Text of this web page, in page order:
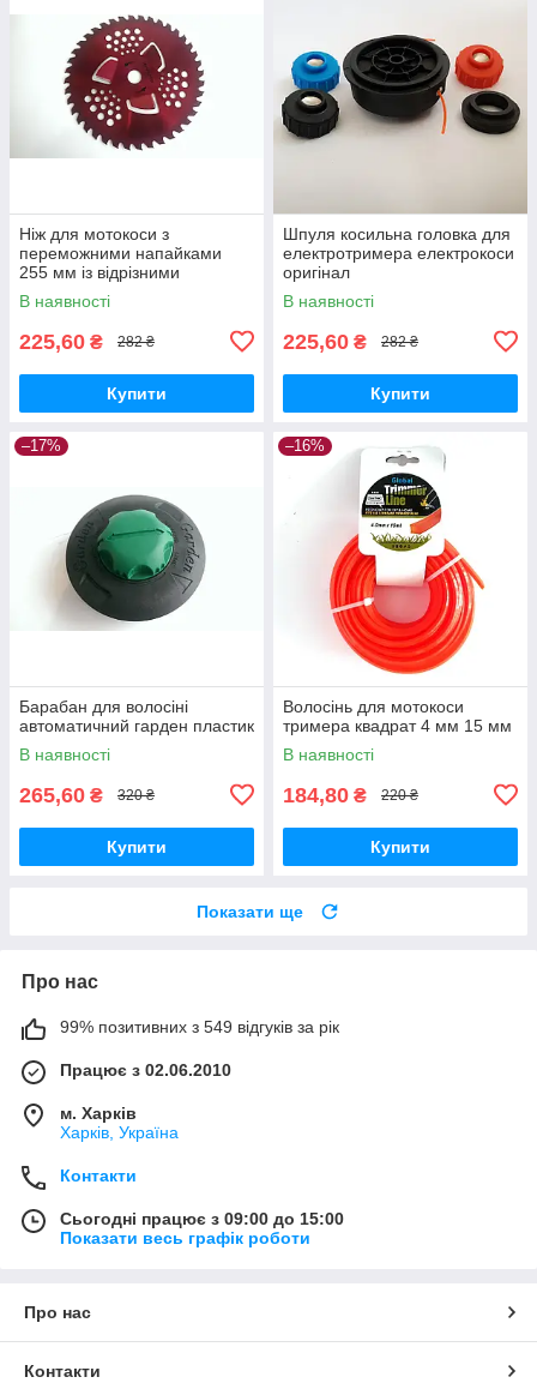
Ніж для мотокоси з
переможними напайками
255 мм із відрізними
пелюстками
В наявності
225,60 ₴ 282 ₴
Купити
Шпуля косильна головка для
електротримера електрокоси
оригінал
В наявності
225,60 ₴ 282 ₴
Купити
–17%
Барабан для волосіні
автоматичний гарден пластик
В наявності
265,60 ₴ 320 ₴
Купити
–16%
Волосінь для мотокоси
тримера квадрат 4 мм 15 мм
В наявності
184,80 ₴ 220 ₴
Купити
Показати ще
Про нас
99% позитивних з 549 відгуків за рік
Працює з 02.06.2010
м. Харків
Харків, Україна
Контакти
Сьогодні працює з 09:00 до 15:00
Показати весь графік роботи
Про нас
Контакти